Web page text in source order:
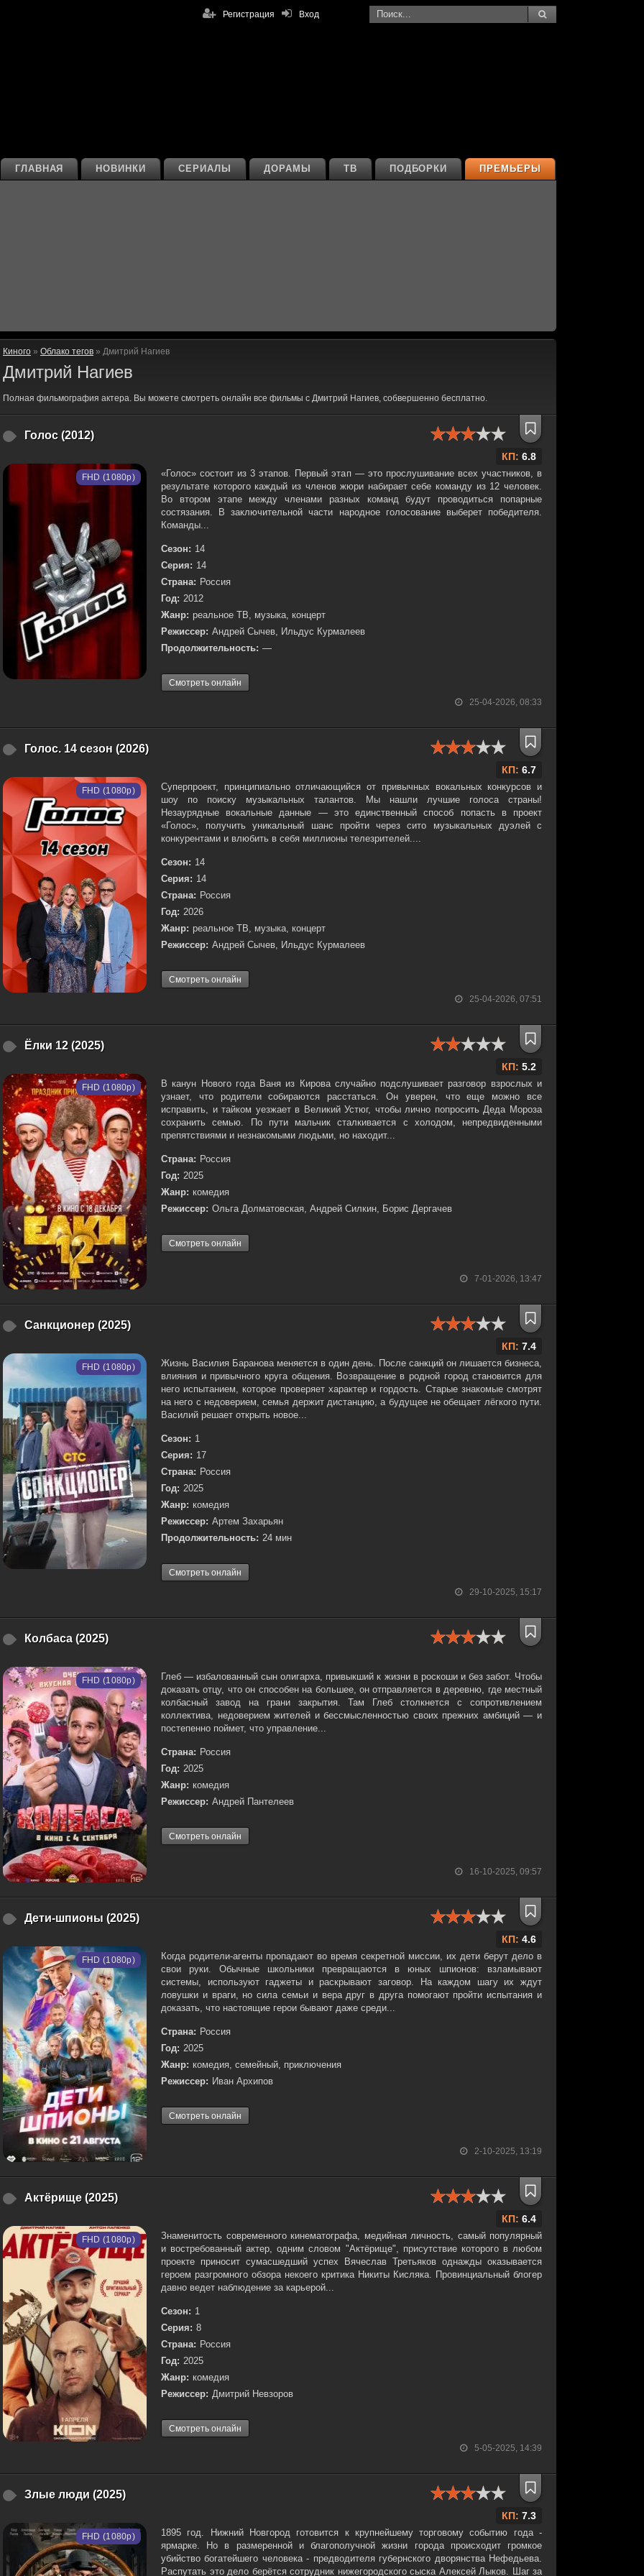
Вход
Регистрация
ПРЕМЬЕРЫ
ПОДБОРКИ
ТВ
ДОРАМЫ
СЕРИАЛЫ
НОВИНКИ
ГЛАВНАЯ
Киного » Облако тегов » Дмитрий Нагиев
Дмитрий Нагиев
Полная фильмография актера. Вы можете смотреть онлайн все фильмы с Дмитрий Нагиев, собвершенно бесплатно.
Голос (2012)
КП: 6.8
25-04-2026, 08:33
FHD (1080p)
«Голос» состоит из 3 этапов. Первый этап — это прослушивание всех участников, в
результате которого каждый из членов жюри набирает себе команду из 12 человек.
Во втором этапе между членами разных команд будут проводиться попарные
состязания. В заключительной части народное голосование выберет победителя.
Команды...
Сезон: 14
Серия: 14
Страна: Россия
Год: 2012
Жанр: реальное ТВ, музыка, концерт
Режиссер: Андрей Сычев, Ильдус Курмалеев
Продолжительность: —
Смотреть онлайн
Голос. 14 сезон (2026)
КП: 6.7
25-04-2026, 07:51
FHD (1080p)
Суперпроект, принципиально отличающийся от привычных вокальных конкурсов и
шоу по поиску музыкальных талантов. Мы нашли лучшие голоса страны!
Незаурядные вокальные данные — это единственный способ попасть в проект
«Голос», получить уникальный шанс пройти через сито музыкальных дуэлей с
конкурентами и влюбить в себя миллионы телезрителей....
Сезон: 14
Серия: 14
Страна: Россия
Год: 2026
Жанр: реальное ТВ, музыка, концерт
Режиссер: Андрей Сычев, Ильдус Курмалеев
Смотреть онлайн
Ёлки 12 (2025)
КП: 5.2
7-01-2026, 13:47
FHD (1080p)
В канун Нового года Ваня из Кирова случайно подслушивает разговор взрослых и
узнает, что родители собираются расстаться. Он уверен, что еще можно все
исправить, и тайком уезжает в Великий Устюг, чтобы лично попросить Деда Мороза
сохранить семью. По пути мальчик сталкивается с холодом, непредвиденными
препятствиями и незнакомыми людьми, но находит...
Страна: Россия
Год: 2025
Жанр: комедия
Режиссер: Ольга Долматовская, Андрей Силкин, Борис Дергачев
Смотреть онлайн
Санкционер (2025)
КП: 7.4
29-10-2025, 15:17
FHD (1080p)
Жизнь Василия Баранова меняется в один день. После санкций он лишается бизнеса,
влияния и привычного круга общения. Возвращение в родной город становится для
него испытанием, которое проверяет характер и гордость. Старые знакомые смотрят
на него с недоверием, семья держит дистанцию, а будущее не обещает лёгкого пути.
Василий решает открыть новое...
Сезон: 1
Серия: 17
Страна: Россия
Год: 2025
Жанр: комедия
Режиссер: Артем Захарьян
Продолжительность: 24 мин
Смотреть онлайн
Колбаса (2025)
16-10-2025, 09:57
FHD (1080p)
Глеб — избалованный сын олигарха, привыкший к жизни в роскоши и без забот. Чтобы
доказать отцу, что он способен на большее, он отправляется в деревню, где местный
колбасный завод на грани закрытия. Там Глеб столкнется с сопротивлением
коллектива, недоверием жителей и бессмысленностью своих прежних амбиций — и
постепенно поймет, что управление...
Страна: Россия
Год: 2025
Жанр: комедия
Режиссер: Андрей Пантелеев
Смотреть онлайн
Дети-шпионы (2025)
КП: 4.6
2-10-2025, 13:19
FHD (1080p)
Когда родители-агенты пропадают во время секретной миссии, их дети берут дело в
свои руки. Обычные школьники превращаются в юных шпионов: взламывают
системы, используют гаджеты и раскрывают заговор. На каждом шагу их ждут
ловушки и враги, но сила семьи и вера друг в друга помогают пройти испытания и
доказать, что настоящие герои бывают даже среди...
Страна: Россия
Год: 2025
Жанр: комедия, семейный, приключения
Режиссер: Иван Архипов
Смотреть онлайн
Актёрище (2025)
КП: 6.4
5-05-2025, 14:39
FHD (1080p)
Знаменитость современного кинематографа, медийная личность, самый популярный
и востребованный актер, одним словом "Актёрище", присутствие которого в любом
проекте приносит сумасшедший успех Вячеслав Третьяков однажды оказывается
героем разгромного обзора некоего критика Никиты Кисляка. Провинциальный блогер
давно ведет наблюдение за карьерой...
Сезон: 1
Серия: 8
Страна: Россия
Год: 2025
Жанр: комедия
Режиссер: Дмитрий Невзоров
Смотреть онлайн
Злые люди (2025)
КП: 7.3
FHD (1080p)
1895 год. Нижний Новгород готовится к крупнейшему торговому событию года -
ярмарке. Но в размеренной и благополучной жизни города происходит громкое
убийство богатейшего человека - предводителя губернского дворянства Нефедьева.
Распутать это дело берётся сотрудник нижегородского сыска Алексей Лыков. Шаг за